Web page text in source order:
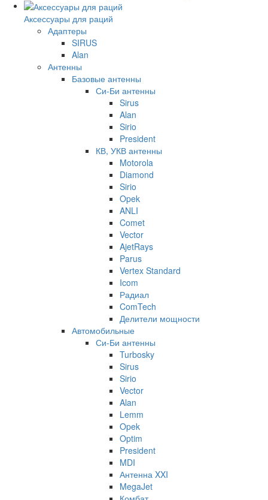
Аксессуары для раций
Адаптеры
SIRUS
Alan
Антенны
Базовые антенны
Си-Би антенны
Sirus
Alan
Sirio
President
КВ, УКВ антенны
Motorola
Diamond
Sirio
Opek
ANLI
Comet
Vector
AjetRays
Parus
Vertex Standard
Icom
Радиал
ComTech
Делители мощности
Автомобильные
Си-Би антенны
Turbosky
Sirus
Sirio
Vector
Alan
Lemm
Opek
Optim
President
MDI
Антенна XXI
MegaJet